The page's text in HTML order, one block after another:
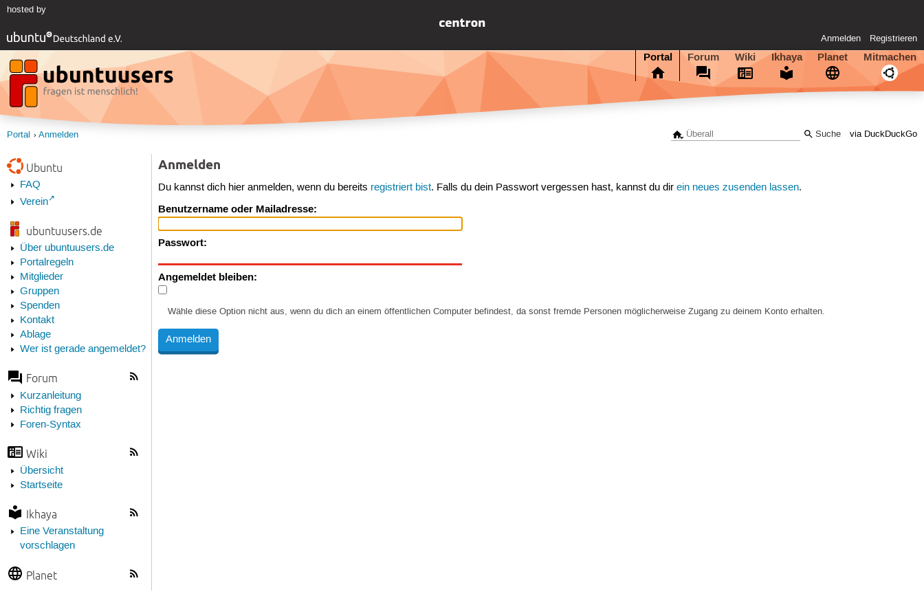
hosted by
Anmelden Registrieren
Portal Forum Wiki Ikhaya Planet Mitmachen
via DuckDuckGo
Portal Anmelden
Ubuntu
FAQ
Verein
ubuntuusers.de
Über ubuntuusers.de
Portalregeln
Mitglieder
Gruppen
Spenden
Kontakt
Ablage
Wer ist gerade angemeldet?
Forum
Kurzanleitung
Richtig fragen
Foren-Syntax
Wiki
Übersicht
Startseite
Ikhaya
Eine Veranstaltung
vorschlagen
Planet
Anmelden
Du kannst dich hier anmelden, wenn du bereits registriert bist. Falls du dein Passwort vergessen hast, kannst du direin neues zusenden lassen.
Benutzername oder Mailadresse:
Passwort:
Angemeldet bleiben:
Wähle diese Option nicht aus, wenn du dich an einem öffentlichen Computer befindest, da sonst fremde Personen möglicherweise Zugang zu deinem Konto erhalten.